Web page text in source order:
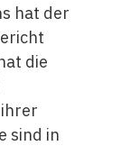
hat der
die
sind in